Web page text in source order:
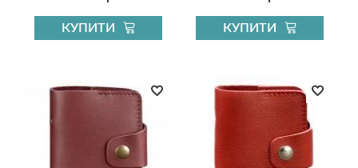
КУПИТИ КУПИТИ